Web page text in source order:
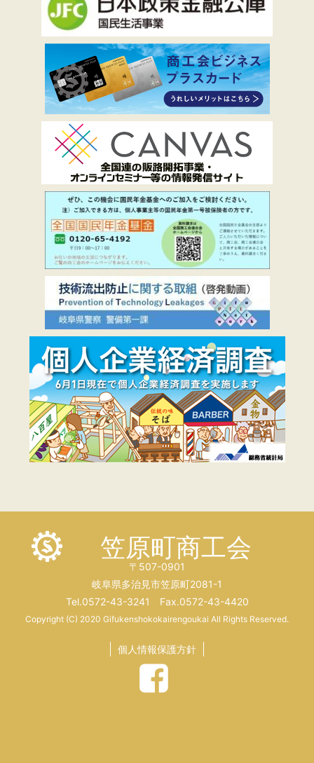
笠原町商工会
〒507-0901
岐阜県多治見市笠原町2081-1
Tel.0572-43-3241 Fax.0572-43-4420
Copyright (C) 2020 Gifukenshokokairengoukai All Rights Reserved.
個人情報保護方針